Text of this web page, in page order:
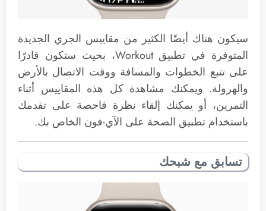
سيكون هناك أيضًا الكثير من مقاييس الجري الجديدة
المتوفرة في تطبيق Workout، بحيث ستكون قادرًا
على تتبع الخطوات والمسافة ووقت الاتصال بالأرض
والهرولة. ويمكنك مشاهدة كل هذه المقاييس أثناء
التمرين، أو يمكنك إلقاء نظرة فاحصة على تقدمك
باستخدام تطبيق الصحة على الآي-فون الخاص بك.
تسابق مع شبحك